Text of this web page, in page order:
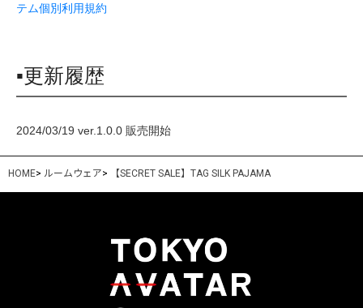
テム個別利用規約
▪更新履歴
2024/03/19 ver.1.0.0 販売開始
HOME> ルームウェア> 【SECRET SALE】TAG SILK PAJAMA